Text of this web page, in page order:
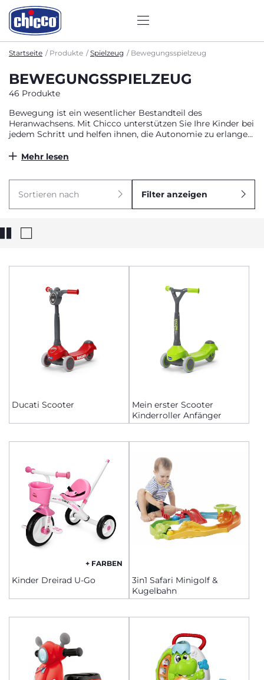
Startseite Produkte Spielzeug Bewegungsspielzeug
BEWEGUNGSSPIELZEUG
46 Produkte
Bewegung ist ein wesentlicher Bestandteil des
Heranwachsens. Mit Chicco unterstützen Sie Ihre Kinder bei
jedem Schritt und helfen ihnen, die Autonomie zu erlangen,
Sportspielzeuge fördern die motorische Aktivität durch
Kinder ihr Gleichgewicht und ihr Selbstbewusstsein
trainieren.
Mehr lesen
Sortieren nach Filter anzeigen
Ducati Scooter
Mein erster Scooter
Kinderroller Anfänger
+ FARBEN
Kinder Dreirad U-Go
3in1 Safari Minigolf &
Kugelbahn